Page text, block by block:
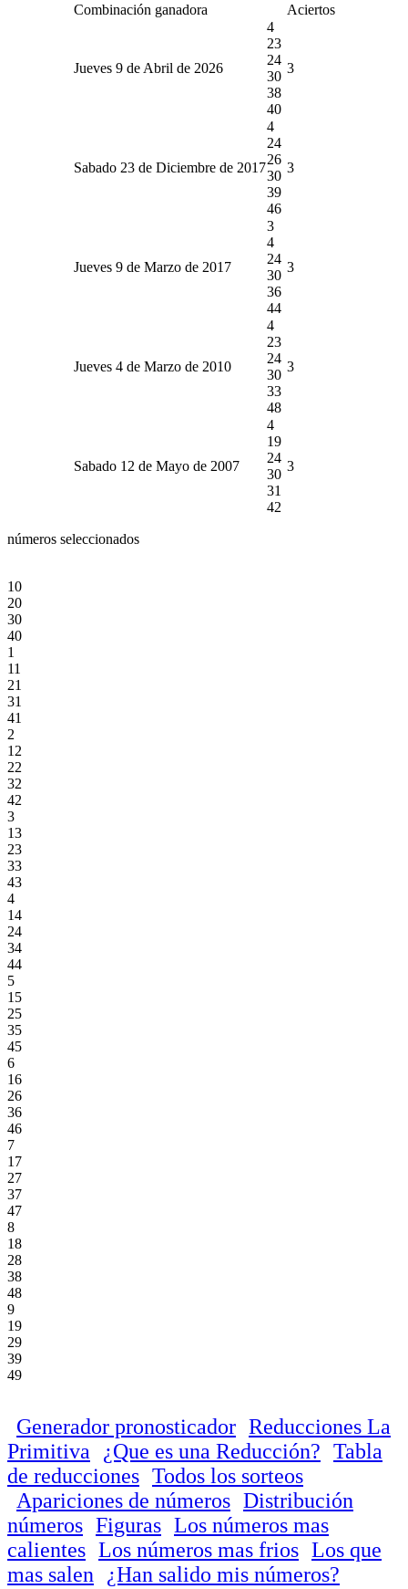
Combinación ganadora Aciertos
Jueves 9 de Abril de 2026
4
23
24
30
38
40
3
Sabado 23 de Diciembre de 2017
4
24
26
30
39
46
3
Jueves 9 de Marzo de 2017
3
4
24
30
36
44
3
Jueves 4 de Marzo de 2010
4
23
24
30
33
48
3
Sabado 12 de Mayo de 2007
4
19
24
30
31
42
3
números seleccionados
10
20
30
40
1
11
21
31
41
2
12
22
32
42
3
13
23
33
43
4
14
24
34
44
5
15
25
35
45
6
16
26
36
46
7
17
27
37
47
8
18
28
38
48
9
19
29
39
49
Generador pronosticador Reducciones La
Primitiva
¿Que es una Reducción? Tabla
de reducciones Todos los sorteos
Apariciones de números Distribución
números Figuras Los números mas
calientes Los números mas frios Los que
mas salen
¿Han salido mis números?